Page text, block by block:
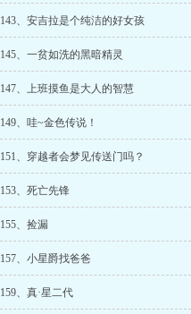
143、安吉拉是个纯洁的好女孩
145、一贫如洗的黑暗精灵
147、上班摸鱼是大人的智慧
149、哇~金色传说！
151、穿越者会梦见传送门吗？
153、死亡先锋
155、捡漏
157、小星爵找爸爸
159、真·星二代